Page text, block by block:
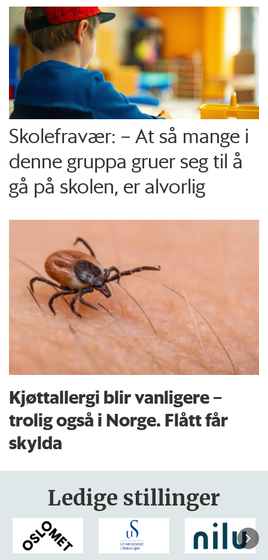
Skolefravær: – At så mange i
denne gruppa gruer seg til å
gå på skolen, er alvorlig
Kjøttallergi blir vanligere –
trolig også i Norge. Flått får
skylda
Ledige stillinger